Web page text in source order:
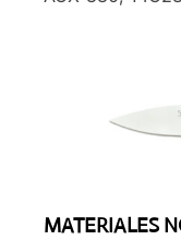
MATERIALES